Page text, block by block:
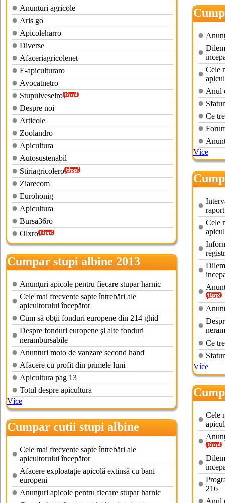
Anunturi agricole
Aris go
Apicoleharro
Diverse
Afaceriagricolenet
E-apiculturaro
Avocatnetro
Stupulveselro
Despre noi
Articole
Zoolandro
Apicultura
Autosustenabil
Stiriagricolero
Ziarecom
Eurohonig
Apicultura
Bursa36ro
Olxro
Cumpar stupi albine 2013
Anunţuri apicole pentru fiecare stupar harnic
Cele mai frecvente sapte întrebări ale
apicultorului începător
Cum să obţii fonduri europene din 214 ghid
Despre fonduri europene şi alte fonduri
nerambursabile
Anunturi moto de vanzare second hand
Afacere cu profit din primele luni
Apicultura pag 13
Totul despre apicultura
Více
Cumpar cutii stupi albine
Cele mai frecvente sapte întrebări ale
apicultorului începător
Afacere exploatație apicolă extinsă cu bani
europeni
Anunţuri apicole pentru fiecare stupar harnic
Cele
Anul
Ce
Více
Cele
Ce
Více
Cele
216
Anul